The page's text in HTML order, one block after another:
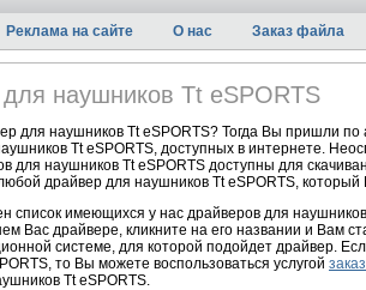
Реклама на сайте О нас Заказ файла
наушников Tt eSPORTS
для наушников Tt eSPORTS? Тогда Вы пришли
Tt eSPORTS, доступных в интернете.
для наушников Tt eSPORTS доступны для
драйвер для наушников Tt eSPORTS, который
список имеющихся у нас драйверов для
Вас драйвере, кликните на его названии и Вам
системе, для которой подойдет драйвер.
то Вы можете воспользоваться услугой
Tt eSPORTS.